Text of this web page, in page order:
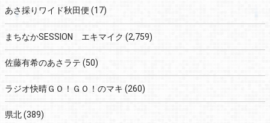
あさ採りワイド秋田便 (17)
まちなかSESSION エキマイク (2,759)
佐藤有希のあさラテ (50)
ラジオ快晴ＧＯ！ＧＯ！のマキ (260)
県北(389)